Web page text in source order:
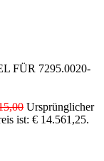
FÜR 7295.0020-
Ursprünglicher
ist: € 14.561,25.